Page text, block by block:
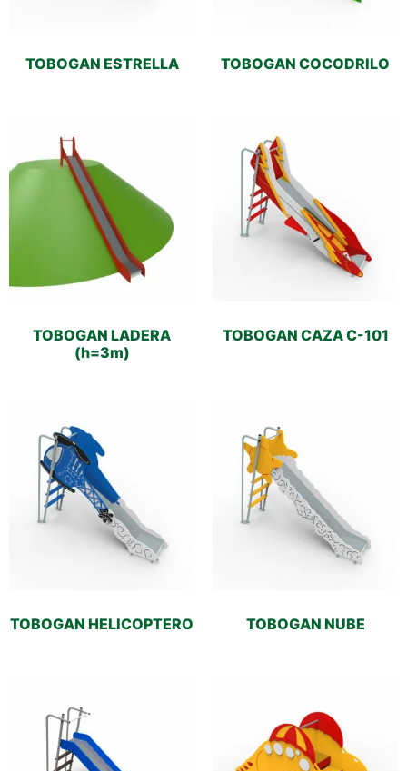
TOBOGAN ESTRELLA TOBOGAN COCODRILO
TOBOGAN LADERA
(h=3m)
TOBOGAN CAZA C-101
TOBOGAN HELICOPTERO TOBOGAN NUBE